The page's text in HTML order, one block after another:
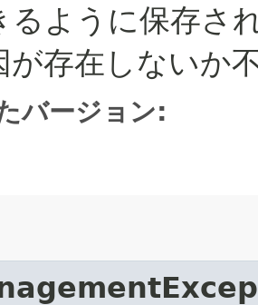
るように保存さ
が存在しないか
バージョン: